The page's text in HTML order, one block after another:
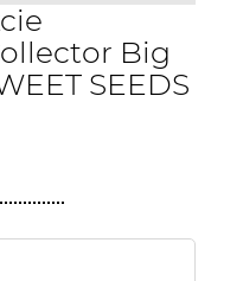
Big
SEEDS